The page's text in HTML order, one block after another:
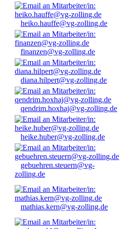
heiko.hauffe@vg-zolling.de
finanzen@vg-zolling.de
diana.hilpert@vg-zolling.de
qendrim.hoxhaj@vg-zolling.de
heike.huber@vg-zolling.de
gebuehren.steuern@vg-
zolling.de
mathias.kern@vg-zolling.de